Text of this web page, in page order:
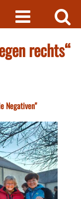
rechts“
Negativen"